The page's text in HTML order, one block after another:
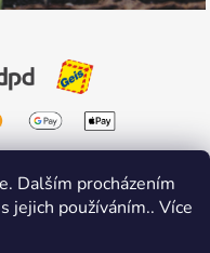
Dalším procházením
jejich používáním.. Více